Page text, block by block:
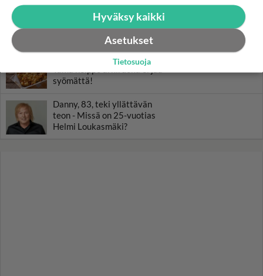
Tiesitkö? Martina Aitolehden
isäpuoli on tämä suosittu
Kun yksi kauhallinen ei riitä...
Tämä helppo arkiruoka ei jää
syömättä!
Danny, 83, teki yllättävän
teon - Missä on 25-vuotias
Helmi Loukasmäki?
Hyväksy kaikki
Asetukset
Tietosuoja